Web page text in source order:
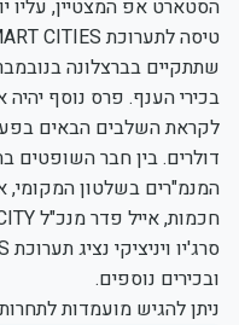
הסטארט אפ המצטיין, עליו
בכירי הענף. פרס נוסף יהיה
לקראת השלבים הבאים
דולרים. בין חבר השופטים
המנמ"רים בשלטון המקומי,
ובכירים נוספים.
ניתן להגיש מועמדות לתחרות עד